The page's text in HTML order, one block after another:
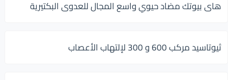
هاى بيوتك مضاد حيوي واسع المجال للعدوى البكتيرية
ثيوتاسيد مركب 600 و 300 لإلتهاب الأعصاب